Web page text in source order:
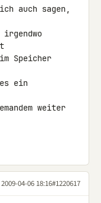
auch sagen,
Speicher
ein
weiter
2009-04-06 18:16#1220617